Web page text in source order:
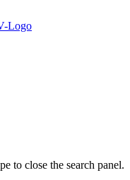
Logo
to close the search panel.